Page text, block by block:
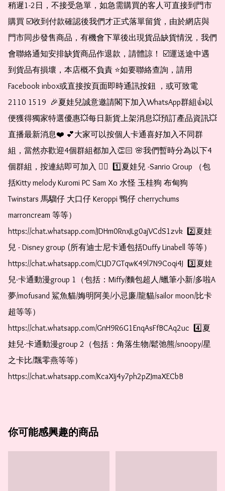
稍遲1-2日，不接受急單，如急需購買的客人可直接到門市
購買 ☑️收到付款確認後我們才正式落單留貨，由於網店與
門市同步發售商品，有機會下單後出現貨品缺貨情況，我們
會聯絡通知安排缺貨商品作退款，請體諒！ ☑️運送途中遇
到貨品有損壞，本店概不負責 ⭐️如要聯絡查詢，請用
Facebook inbox或直接按頁面即時通訊按鈕 ，或可致電
2110 1519  🎉夏娃兒誠意邀請閣下加入WhatsApp群組👍以
便獲得獨家特選優惠💥每日新貨上架消息💥預訂產品資訊💥
直播最新消息❤️ 💕大家可以按個人卡通喜好加入不同群
組，當然亦歡迎4個群組都加入👏🏻 🌸我們暫時分為以下4
個群組，按連結即可加入 👇🏻  1️⃣夏娃兒 -Sanrio Group （包
括Kitty melody Kuromi PC Sam Xo 水怪 玉桂狗 布甸狗
Twinstars 馬騮仔 大口仔 Keroppi 鴨仔 cherrychums
marroncream 等等）
https://chat.whatsapp.com/JDHm0RnxJLg0ajVCdS1zvk  2️⃣夏娃
兒 - Disney group (所有迪士尼卡通包括Duffy Linabell 等等）
https://chat.whatsapp.com/CLJD7GTqwK49l7N9Coqi4J  3️⃣夏娃
兒-卡通動漫group 1（包括：Miffy/麵包超人/蠟筆小新/多啦A
夢/mofusand 鯊魚貓/娒明阿美/小忌廉/龍貓/sailor moon/比卡
超等等）
https://chat.whatsapp.com/GnH9R6G1EnqAsFfBCAq2uc  4️⃣夏
娃兒-卡通動漫group 2（包括：角落生物/鬆弛熊/snoopy/星
之卡比/飄零燕等等）
https://chat.whatsapp.com/KcaXIj4y7ph2pZJmaXECbB
你可能感興趣的商品